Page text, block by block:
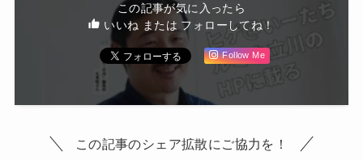
この記事が気に入ったら
いいね または フォローしてね！
Follow Me
この記事のシェア拡散にご協力を！